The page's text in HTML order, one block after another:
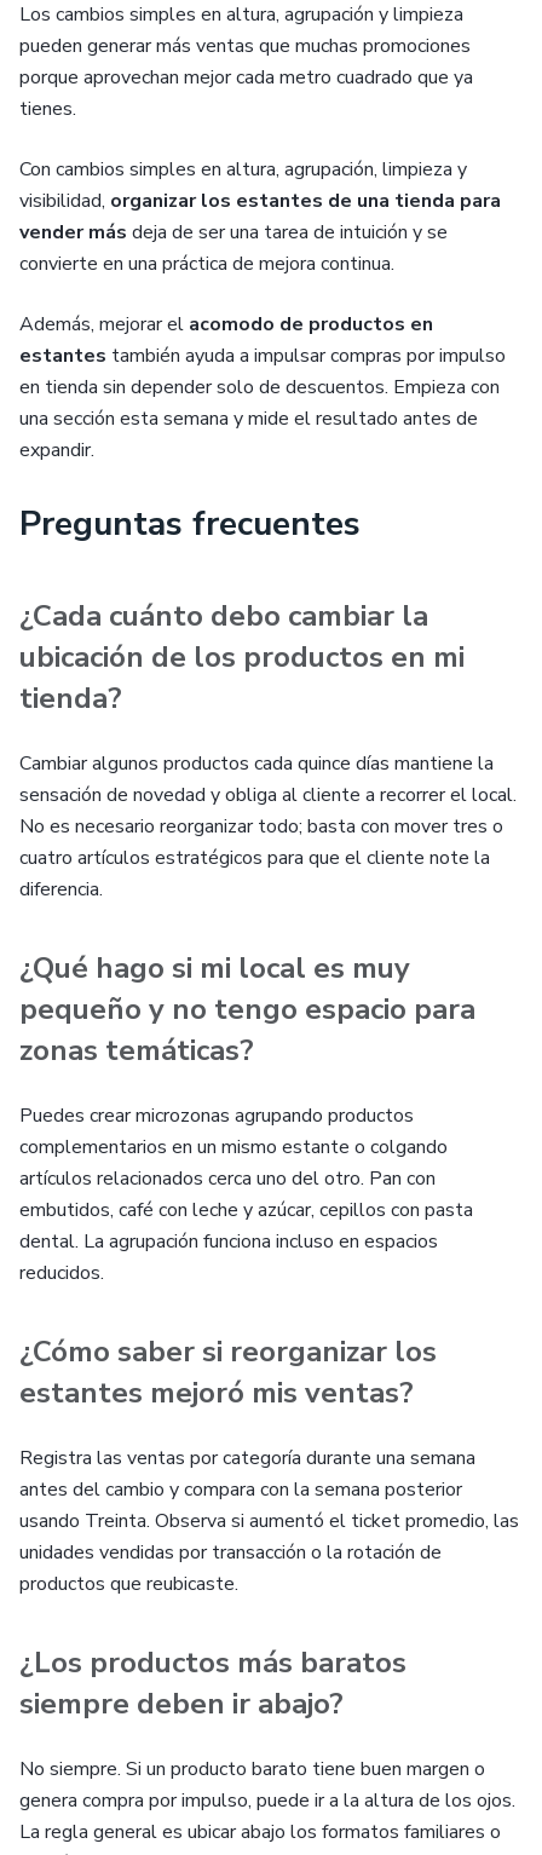
Los cambios simples en altura, agrupación y limpieza
pueden generar más ventas que muchas promociones
porque aprovechan mejor cada metro cuadrado que ya
tienes.
Con cambios simples en altura, agrupación, limpieza y
visibilidad, organizar los estantes de una tienda para
vender más deja de ser una tarea de intuición y se
convierte en una práctica de mejora continua.
Además, mejorar el acomodo de productos en
estantes también ayuda a impulsar compras por impulso
en tienda sin depender solo de descuentos. Empieza con
una sección esta semana y mide el resultado antes de
expandir.
Preguntas frecuentes
¿Cada cuánto debo cambiar la
ubicación de los productos en mi
tienda?
Cambiar algunos productos cada quince días mantiene la
sensación de novedad y obliga al cliente a recorrer el local.
No es necesario reorganizar todo; basta con mover tres o
cuatro artículos estratégicos para que el cliente note la
diferencia.
¿Qué hago si mi local es muy
pequeño y no tengo espacio para
zonas temáticas?
Puedes crear microzonas agrupando productos
complementarios en un mismo estante o colgando
artículos relacionados cerca uno del otro. Pan con
embutidos, café con leche y azúcar, cepillos con pasta
dental. La agrupación funciona incluso en espacios
reducidos.
¿Cómo saber si reorganizar los
estantes mejoró mis ventas?
Registra las ventas por categoría durante una semana
antes del cambio y compara con la semana posterior
usando Treinta. Observa si aumentó el ticket promedio, las
unidades vendidas por transacción o la rotación de
productos que reubicaste.
¿Los productos más baratos
siempre deben ir abajo?
No siempre. Si un producto barato tiene buen margen o
genera compra por impulso, puede ir a la altura de los ojos.
La regla general es ubicar abajo los formatos familiares o